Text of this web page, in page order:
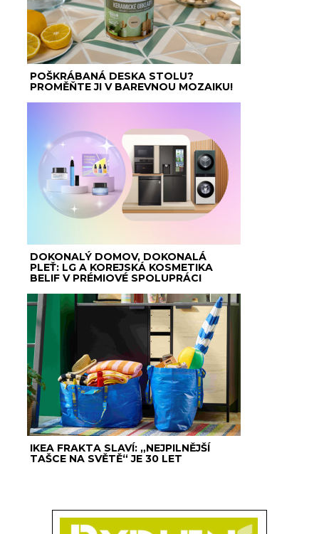
POŠKRÁBANÁ DESKA STOLU?
PROMĚŇTE JI V BAREVNOU MOZAIKU!
DOKONALÝ DOMOV, DOKONALÁ
PLEŤ: LG A KOREJSKÁ KOSMETIKA
BELIF V PRÉMIOVÉ SPOLUPRÁCI
IKEA FRAKTA SLAVÍ: „NEJPILNĚJŠÍ
TAŠCE NA SVĚTĚ“ JE 30 LET